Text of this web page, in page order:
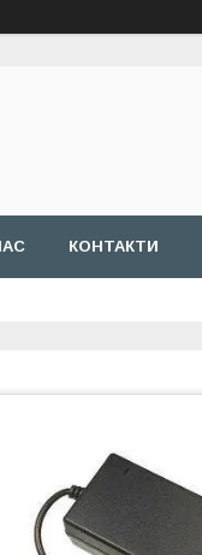
КОНТАКТИ